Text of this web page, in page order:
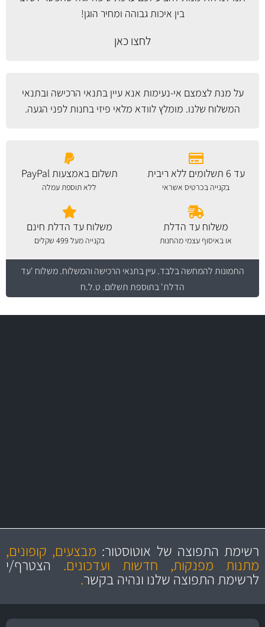
בין איכות גבוהה ומחיר הוגן!
לחצו כאן
על מנת לצמצם אי-נעימות אנא עייןבתנאי הרכישה ובתנאי
המשלוח שלנו. מומלץ לוודא מלאי פיזי בחנות לפני הגעה.
עד 6 תשלומים ללא ריבית
בקנייה בכרטיס אשראי
תשלום באמצעות PayPal
ללא תוספת עמלה
משלוח עד הדלת
או באיסוף עצמי מהחנות
משלוח עד הדלת חינם
בקנייה מעל 499 שקלים
התמונות להמחשה בלבד.עיין בתנאי הרכישה והמשלוח. משלוח 'עד
הדלת' בתוספת תשלום. ט.ל.ח
מקצועיות
ושירות מצויין
מחירים
הוגנים
והיצע מוצרים איכותירשימת התפוצה של אוטוסטור: מבצעים, קופונים,
מתנות מפנקות, חדשות ועדכונים.הצטרף/י
לרשימת התפוצה שלנו ונהיה בקשר.